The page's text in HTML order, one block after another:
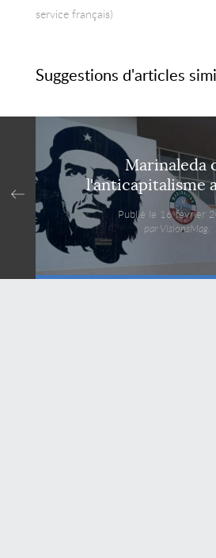
service français)
Suggestions d'articles
Marinaleda
l'anticapitalisme
Publié le 16 février
par VisionsMag.